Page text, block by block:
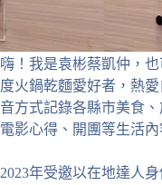
嗨！我是袁彬蔡凱仲，
度火鍋乾麵愛好者，熱
音方式記錄各縣市美食
電影心得、開團等生活內
2023年受邀以在地達人